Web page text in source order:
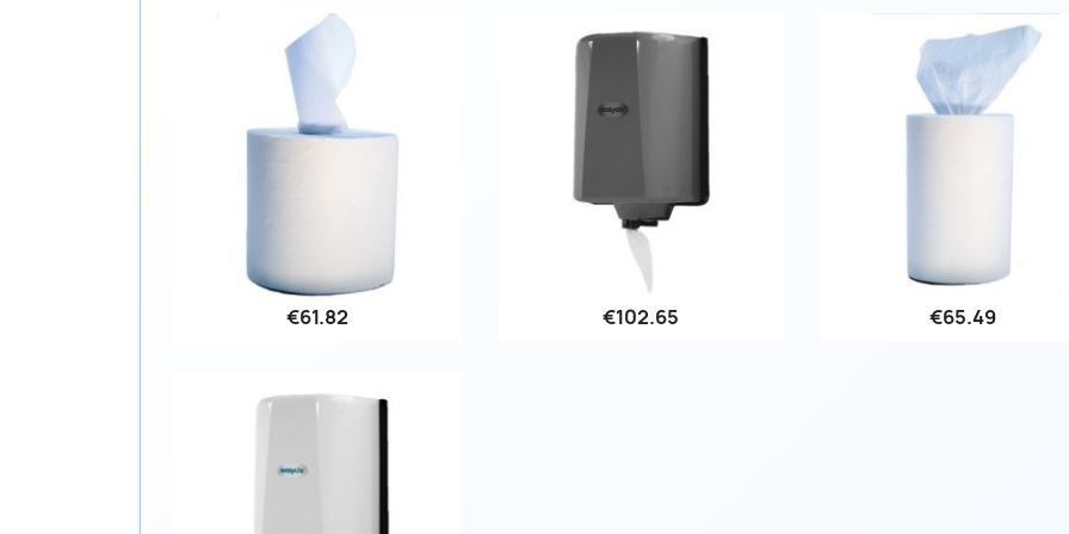
Quick view
€61.82 Quick view
€102.65 Quick view
€65.49